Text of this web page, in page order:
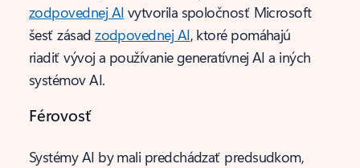
zodpovednej AI vytvorila spoločnosť Microsoft
šesť zásadzodpovednej AI, ktoré pomáhajú
riadiť vývoj a používanie generatívnej AI a iných
systémov AI.
Férovosť
Systémy AI by mali predchádzať predsudkom,